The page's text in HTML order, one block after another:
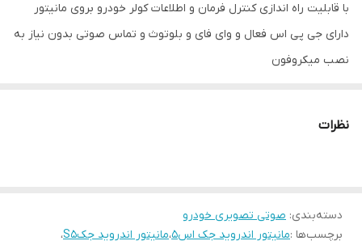
با قابلیت راه اندازی کنترل فرمان و اطلاعات کولر خودرو بروی مانیتور
دارای جی پی اس فعال و وای فای و بلوتوث و تماس صوتی بدون نیاز به
نصب میکروفون
قابلیت آپشن میرولینک دارد (انتقال تصویر گوشی بروی مانیتور)
نظرات
دسته‌بندی: صوتی تصویری خودرو
برچسب‌ها :مانیتور اندروید جک اس5 ،مانیتور اندروید جکS5 ،